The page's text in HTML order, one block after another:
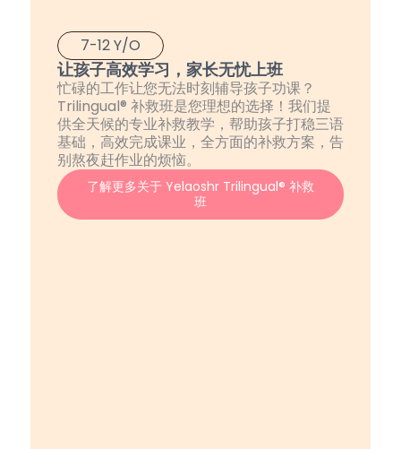
7-12 Y/O
让孩子高效学习，家长无忧上班
忙碌的工作让您无法时刻辅导孩子功课？
Trilingual® 补救班是您理想的选择！我们提
供全天候的专业补救教学，帮助孩子打稳三语
基础，高效完成课业，全方面的补救方案，告
别熬夜赶作业的烦恼。
了解更多关于 Yelaoshr Trilingual® 补救
班